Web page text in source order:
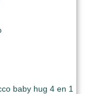
baby hug 4 en 1